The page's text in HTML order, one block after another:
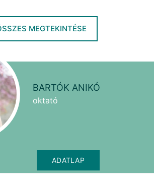
MEGTEKINTÉSE
BARTÓK ANIKÓ
oktató
ADATLAP